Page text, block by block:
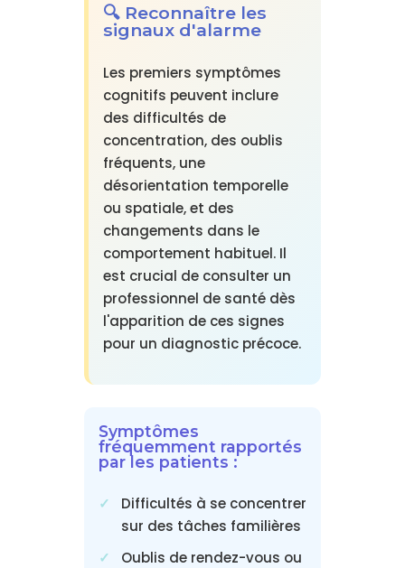
🔍 Reconnaître les
signaux d'alarme
Les premiers symptômes
cognitifs peuvent inclure
des difficultés de
concentration, des oublis
fréquents, une
désorientation temporelle
ou spatiale, et des
changements dans le
comportement habituel. Il
est crucial de consulter un
professionnel de santé dès
l'apparition de ces signes
pour un diagnostic précoce.
Symptômes
fréquemment rapportés
par les patients :
Difficultés à se concentrer
sur des tâches familières
Oublis de rendez-vous ou